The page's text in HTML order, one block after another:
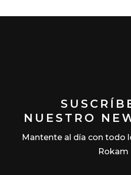
NUESTRO
Mantente al día con todo
Rokam